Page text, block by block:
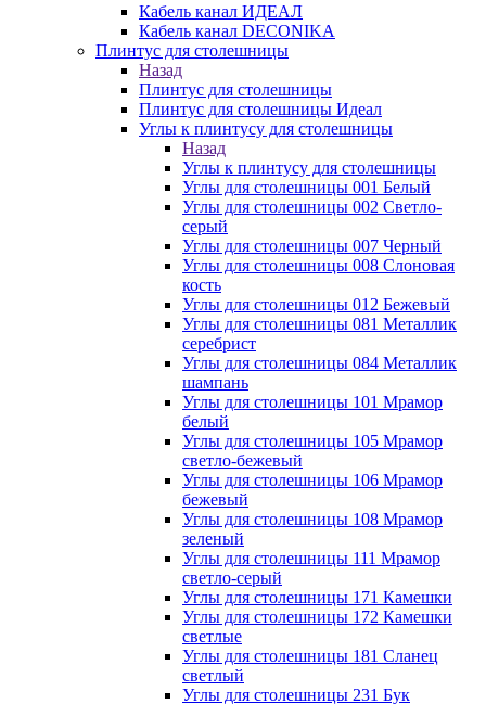
Кабель канал ИДЕАЛ
Кабель канал DECONIKA
Плинтус для столешницы
Назад
Плинтус для столешницы
Плинтус для столешницы Идеал
Углы к плинтусу для столешницы
Назад
Углы к плинтусу для столешницы
Углы для столешницы 001 Белый
Углы для столешницы 002 Светло-
серый
Углы для столешницы 007 Черный
Углы для столешницы 008 Слоновая
кость
Углы для столешницы 012 Бежевый
Углы для столешницы 081 Металлик
серебрист
Углы для столешницы 084 Металлик
шампань
Углы для столешницы 101 Мрамор
белый
Углы для столешницы 105 Мрамор
светло-бежевый
Углы для столешницы 106 Мрамор
бежевый
Углы для столешницы 108 Мрамор
зеленый
Углы для столешницы 111 Мрамор
светло-серый
Углы для столешницы 171 Камешки
Углы для столешницы 172 Камешки
светлые
Углы для столешницы 181 Сланец
светлый
Углы для столешницы 231 Бук